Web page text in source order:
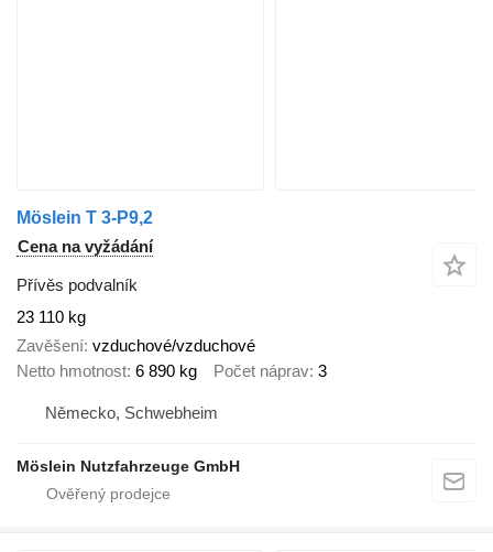
Möslein T 3-P9,2
Cena na vyžádání
Přívěs podvalník
23 110 kg
Zavěšení vzduchové/vzduchové
Netto hmotnost 6 890 kg Počet náprav 3
Německo, Schwebheim
Möslein Nutzfahrzeuge GmbH